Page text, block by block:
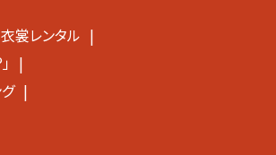
裳レンタル